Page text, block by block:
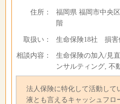
住所：
福岡県 福岡市中央
階
取扱い： 生命保険18社 損害
相談内容：
生命保険の加入/見
ンサルティング, 不
法人保険に特化して活動して
液とも言えるキャッシュフロ